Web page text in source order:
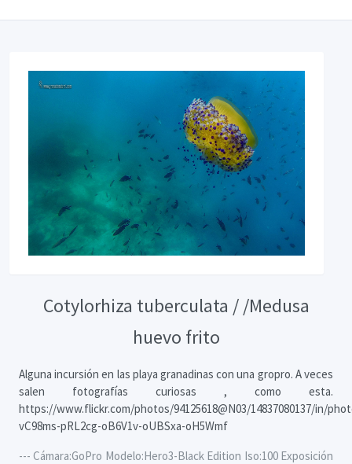
Cotylorhiza tuberculata / /Medusa
huevo frito
Alguna incursión en las playa granadinas con una gropro. A veces
salen fotografías curiosas , como esta.
https://www.flickr.com/photos/94125618@N03/14837080137/in/
vC98ms-pRL2cg-oB6V1v-oUBSxa-oH5Wmf
--- Cámara:GoPro Modelo:Hero3-Black Edition Iso:100 Exposición